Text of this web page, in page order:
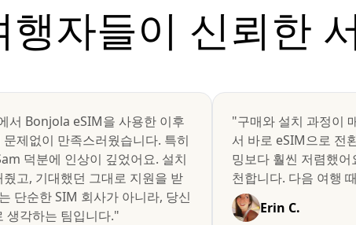
자들이 신뢰한
서 Bonjola eSIM을 사용한 이후
제없이 만족스러웠습니다. 특히
덕분에 인상이 깊었어요. 설치
고, 기대했던 그대로 지원을 받
단순한 SIM 회사가 아니라, 당신
생각하는 팀입니다."
"구매와 설치 과정이
서 바로 eSIM으로 전
밍보다 훨씬 저렴했
천합니다. 다음 여행
Erin C.